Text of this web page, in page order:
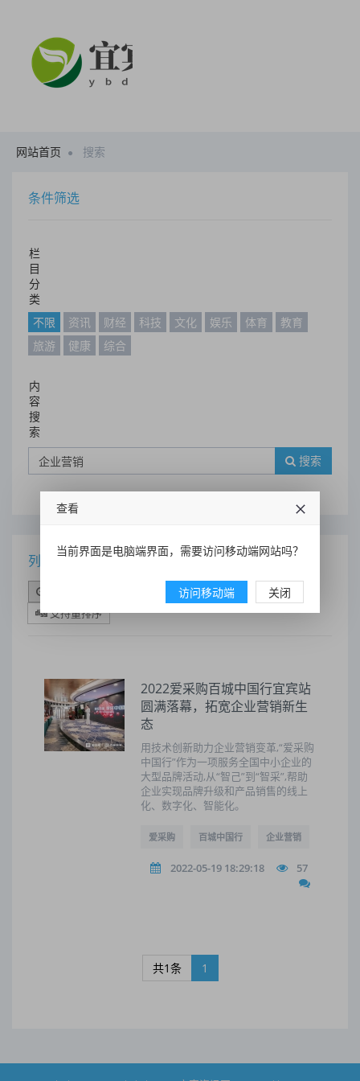
网站首页 搜索
条件筛选
栏
目
分
类
不限
资讯 财经 科技 文化 娱乐 体育
教育
旅游
健康 综合
内
容
搜
索
搜索
列表
评论排序
评分排序
支持量排序
2022爱采购百城中国行宜宾站
圆满落幕，拓宽企业营销新生
态
用技术创新助力企业营销变革,“爱采购
中国行”作为一项服务全国中小企业的
大型品牌活动,从“智己”到“智采”,帮助
企业实现品牌升级和产品销售的线上
化、数字化、智能化。
爱采购 百城中国行 企业营销
2022-05-19 18:29:18 57
共1条 1
查看
当前界面是电脑端界面，需要访问移动端网站吗？
访问移动端 关闭